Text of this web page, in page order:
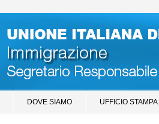
DOVE SIAMO UFFICIO STAMPA